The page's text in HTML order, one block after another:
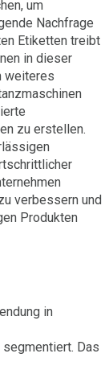
um
Nachfrage
Etiketten treibt
in dieser
weiteres
zu erstellen.
verbessern und
Produkten
in
Das